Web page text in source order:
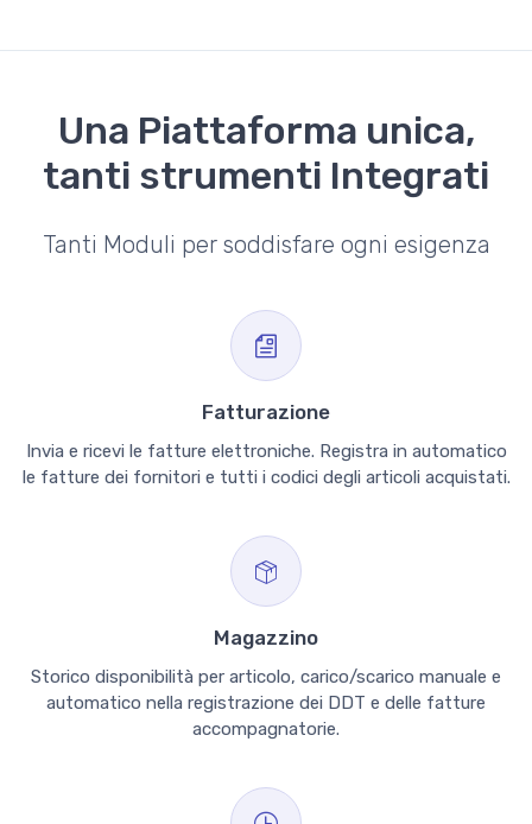
Una Piattaforma unica,
tanti strumenti Integrati
Tanti Moduli per soddisfare ogni esigenza
Fatturazione
Invia e ricevi le fatture elettroniche. Registra in automatico
le fatture dei fornitori e tutti i codici degli articoli acquistati.
Magazzino
Storico disponibilità per articolo, carico/scarico manuale e
automatico nella registrazione dei DDT e delle fatture
accompagnatorie.